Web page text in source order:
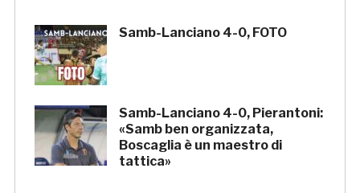
Samb-Lanciano 4-0, FOTO
Samb-Lanciano 4-0, Pierantoni:
«Samb ben organizzata,
Boscaglia è un maestro di
tattica»